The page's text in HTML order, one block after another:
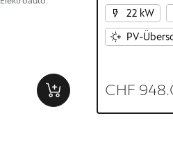
zwischen Haus
22 kW
PV-
CHF